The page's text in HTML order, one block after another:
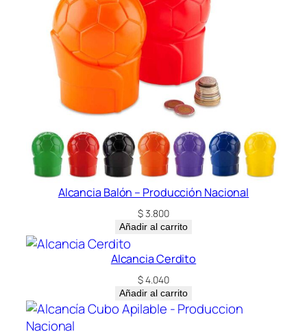
Alcancia Balón – Producción Nacional
$3.800
Añadir al carrito
Alcancia Cerdito
$4.040
Añadir al carrito